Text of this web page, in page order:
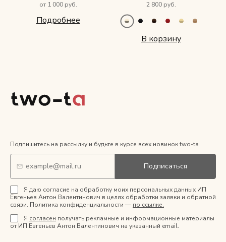
от 1 000 руб.
Подробнее
2 800 руб.
В корзину
Подпишитесь на рассылку и будьте в курсе всех новинок two-ta
Подписаться
Я даю согласие на обработку моих персональных данных ИП
Евгеньев Антон Валентинович в целях обработки заявки и обратной
связи. Политика конфиденциальности — по ссылке.
Я согласен получать рекламные и информационные материалы
от ИП Евгеньев Антон Валентинович на указанный email.